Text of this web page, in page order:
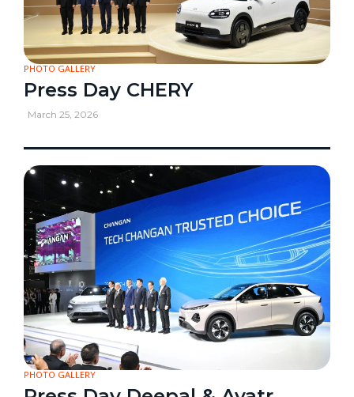
PHOTO GALLERY
Press Day CHERY
March 25, 2026
PHOTO GALLERY